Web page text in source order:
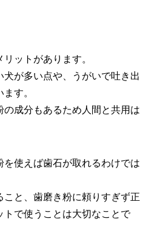
ットがあります。
犬が多い点や、うがいで吐き出
す。
の成分もあるため人間と共用は
を使えば歯石が取れるわけでは
と、歯磨き粉に頼りすぎず正
トで使うことは大切なことで